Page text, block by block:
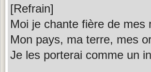
[Refrain]
Moi je chante fière de mes
Mon pays, ma terre, mes
Je les porterai comme un